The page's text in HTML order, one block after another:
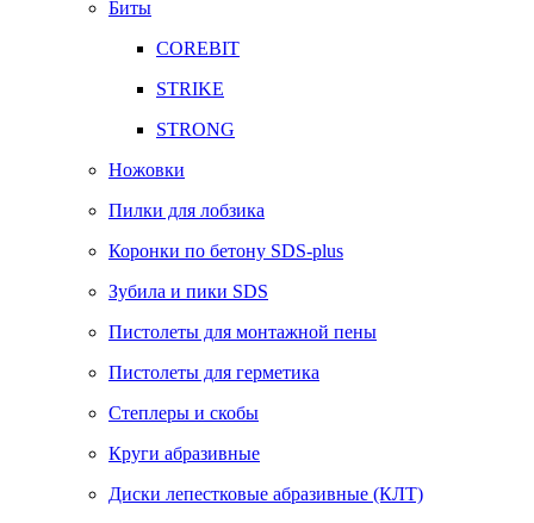
Биты
COREBIT
STRIKE
STRONG
Ножовки
Пилки для лобзика
Коронки по бетону SDS-plus
Зубила и пики SDS
Пистолеты для монтажной пены
Пистолеты для герметика
Степлеры и скобы
Круги абразивные
Диски лепестковые абразивные (КЛТ)